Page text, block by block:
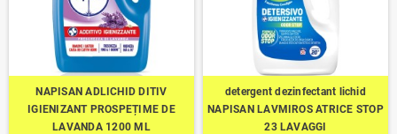
NAPISAN ADLICHID DITIV
IGIENIZANT PROSPEȚIME DE
LAVANDA 1200 ML
detergent dezinfectant lichid
NAPISAN LAVMIROS ATRICE STOP
23 LAVAGGI